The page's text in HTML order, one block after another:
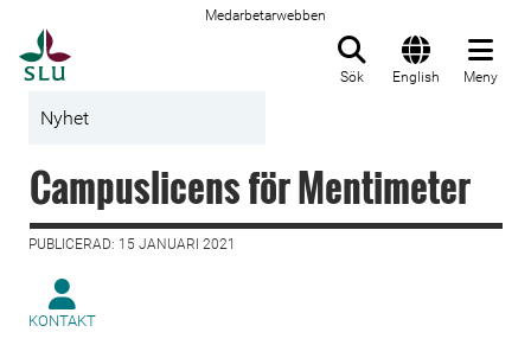
Medarbetarwebben
Sök English Meny
Nyhet
Campuslicens för Mentimeter
PUBLICERAD: 15 JANUARI 2021
KONTAKT